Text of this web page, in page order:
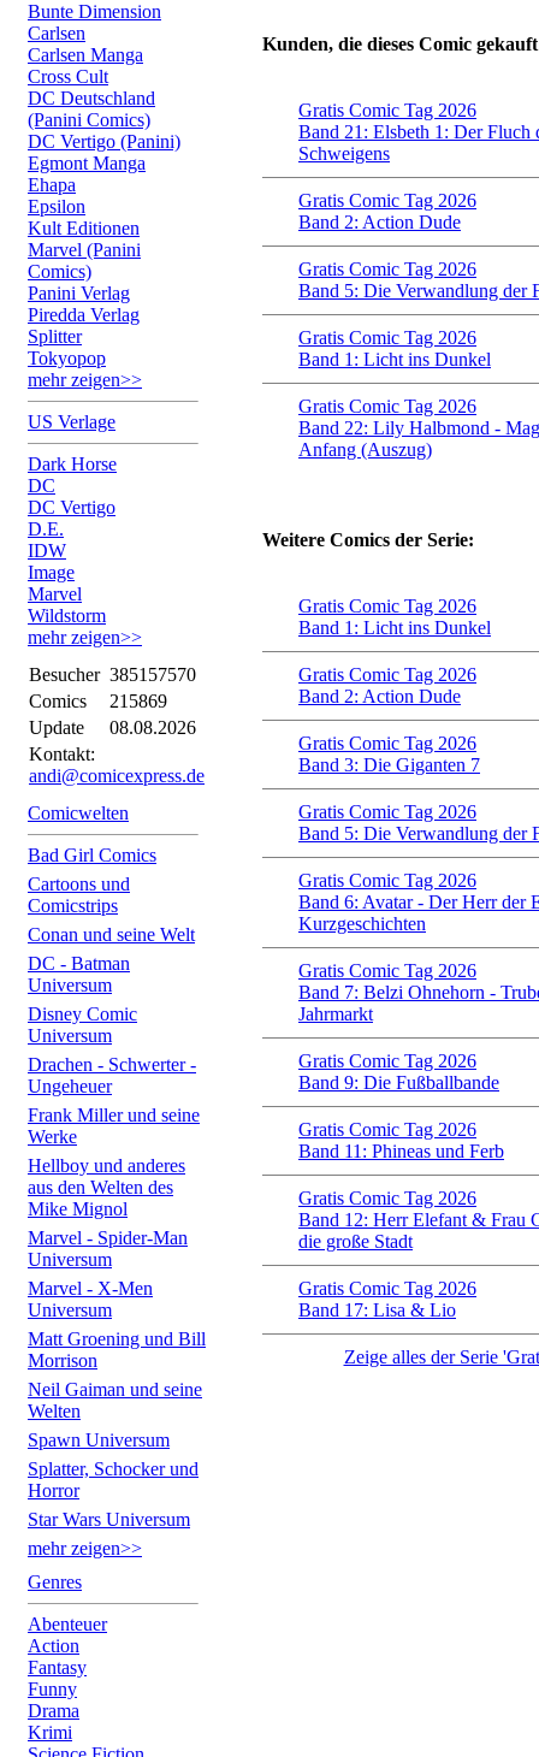
Bunte Dimension
Carlsen
Carlsen Manga
Cross Cult
DC Deutschland
(Panini Comics)
DC Vertigo (Panini)
Egmont Manga
Ehapa
Epsilon
Kult Editionen
Marvel (Panini
Comics)
Panini Verlag
Piredda Verlag
Splitter
Tokyopop
mehr zeigen>>
US Verlage
Dark Horse
DC
DC Vertigo
D.E.
IDW
Image
Marvel
Wildstorm
mehr zeigen>>
Besucher 385157570
Comics
215869
Update
08.08.2026
Kontakt:
andi@comicexpress.de
Comicwelten
Bad Girl Comics
Cartoons und
Comicstrips
Conan und seine Welt
DC - Batman
Universum
Disney Comic
Universum
Drachen - Schwerter -
Ungeheuer
Frank Miller und seine
Werke
Hellboy und anderes
aus den Welten des
Mike Mignol
Marvel - Spider-Man
Universum
Marvel - X-Men
Universum
Matt Groening und Bill
Morrison
Neil Gaiman und seine
Welten
Spawn Universum
Splatter, Schocker und
Horror
Star Wars Universum
mehr zeigen>>
Genres
Abenteuer
Action
Fantasy
Funny
Drama
Krimi
Kunden, die dieses Comic
Gratis Comic Tag 2026
Band 21: Elsbeth 1: Der Fluch
Schweigens
Gratis Comic Tag 2026
Band 2: Action Dude
Gratis Comic Tag 2026
Band 5: Die Verwandlung der
Gratis Comic Tag 2026
Band 1: Licht ins Dunkel
Gratis Comic Tag 2026
Band 22: Lily Halbmond -
Anfang (Auszug)
Weitere Comics der Serie:
Gratis Comic Tag 2026
Band 1: Licht ins Dunkel
Gratis Comic Tag 2026
Band 2: Action Dude
Gratis Comic Tag 2026
Band 3: Die Giganten 7
Gratis Comic Tag 2026
Band 5: Die Verwandlung der
Gratis Comic Tag 2026
Band 6: Avatar - Der Herr der
Kurzgeschichten
Gratis Comic Tag 2026
Band 7: Belzi Ohnehorn -
Jahrmarkt
Gratis Comic Tag 2026
Band 9: Die Fußballbande
Gratis Comic Tag 2026
Band 11: Phineas und Ferb
Gratis Comic Tag 2026
Band 12: Herr Elefant & Frau
die große Stadt
Gratis Comic Tag 2026
Band 17: Lisa & Lio
Zeige alles der Serie